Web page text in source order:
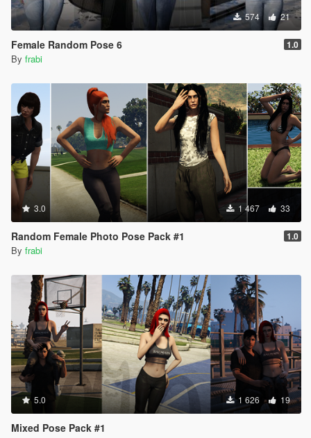
574 21
Female Random Pose 6 1.0
By frabi
3.0 1 467 33
Random Female Photo Pose Pack #1 1.0
By frabi
5.0 1 626 19
Mixed Pose Pack #1